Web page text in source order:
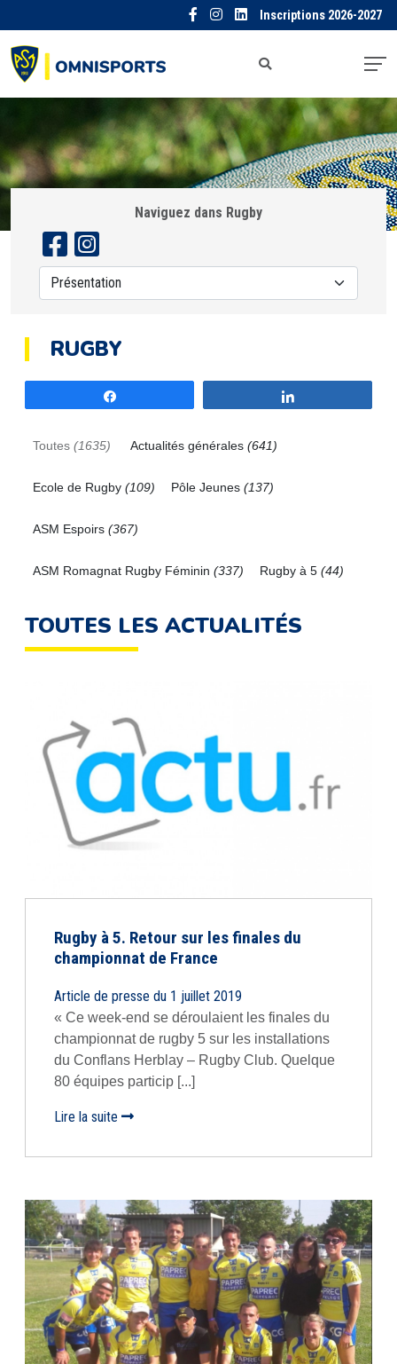
Inscriptions 2026-2027
Naviguez dans Rugby
RUGBY
Toutes (1635) Actualités générales (641)
Ecole de Rugby (109) Pôle Jeunes (137)
ASM Espoirs (367)
ASM Romagnat Rugby Féminin (337) Rugby à 5 (44)
TOUTES LES ACTUALITÉS
Rugby à 5. Retour sur les finales du
championnat de France
Article de presse du 1 juillet 2019
« Ce week-end se déroulaient les finales du
championnat de rugby 5 sur les installations
du Conflans Herblay – Rugby Club. Quelque
80 équipes particip [...]
Lire la suite